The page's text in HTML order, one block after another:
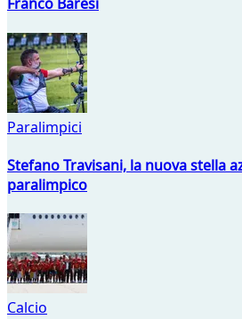
Franco Baresi
Paralimpici
Stefano Travisani, la nuova stella
paralimpico
Calcio